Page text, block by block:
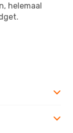
helemaal